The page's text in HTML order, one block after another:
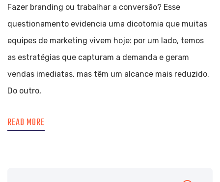
Fazer branding ou trabalhar a conversão? Esse
questionamento evidencia uma dicotomia que muitas
equipes de marketing vivem hoje: por um lado, temos
as estratégias que capturam a demanda e geram
vendas imediatas, mas têm um alcance mais reduzido.
Do outro,
READ MORE